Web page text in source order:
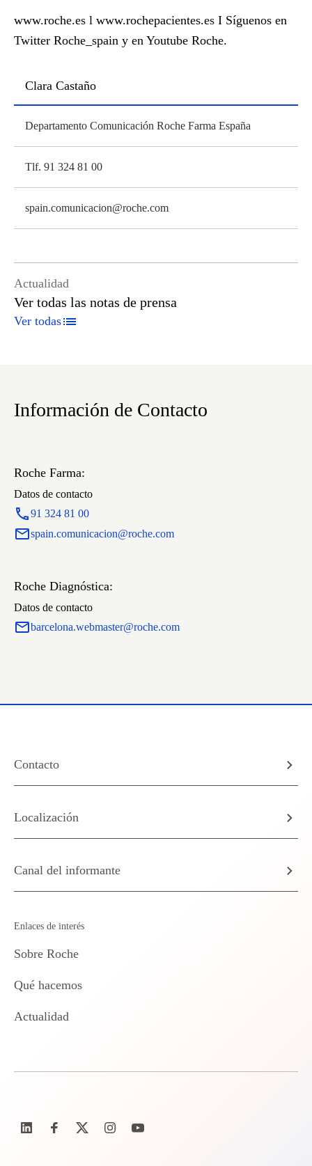
www.roche.es l www.rochepacientes.es I Síguenos en
Twitter Roche_spain y en Youtube Roche.
Clara Castaño
Departamento Comunicación Roche Farma España
Tlf. 91 324 81 00
spain.comunicacion@roche.com
Actualidad
Ver todas las notas de prensa
Ver todas
Información de Contacto
Roche Farma:
Datos de contacto
91 324 81 00
spain.comunicacion@roche.com
Roche Diagnóstica:
Datos de contacto
barcelona.webmaster@roche.com
Contacto
Localización
Canal del informante
Enlaces de interés
Sobre Roche
Qué hacemos
Actualidad